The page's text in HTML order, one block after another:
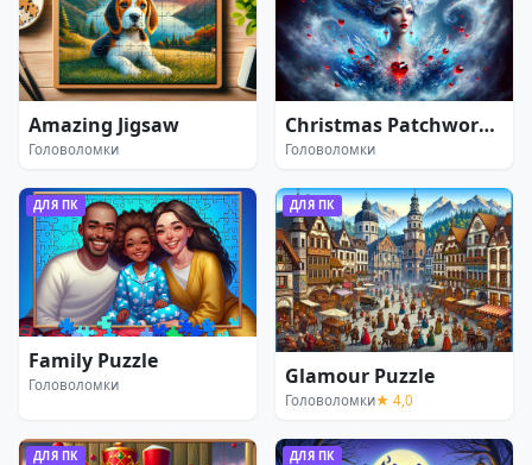
Amazing Jigsaw
Головоломки
Christmas Patchwork: Frozen
Головоломки
ДЛЯ ПК
Family Puzzle
Головоломки
ДЛЯ ПК
Glamour Puzzle
Головоломки★ 4,0
ДЛЯ ПК ДЛЯ ПК